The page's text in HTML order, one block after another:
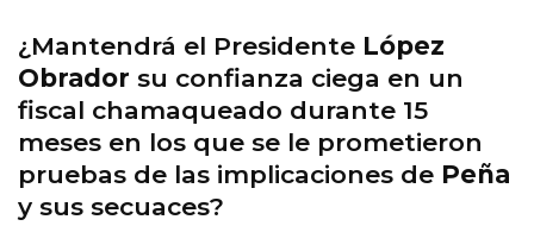
¿Mantendrá el Presidente López
Obrador su confianza ciega en un
fiscal chamaqueado durante 15
meses en los que se le prometieron
pruebas de las implicaciones de Peña
y sus secuaces?